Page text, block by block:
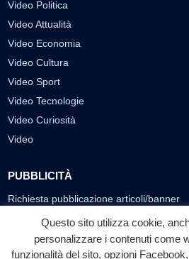
Video Politica
Video Attualità
Video Economia
Video Cultura
Video Sport
Video Tecnologie
Video Curiosità
Video
PUBBLICITÀ
Richiesta pubblicazione articoli/banner
SEGUICI SUI SOCIAL
Questo sito utilizza cookie,
personalizzare i contenuti come
funzionalità del sito, opzioni